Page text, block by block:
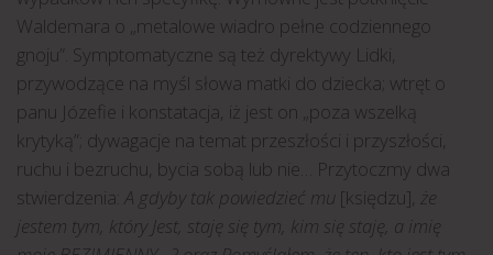
Waldemara o „metalowe wiadro pełne codziennego
gnoju”. Symptomatyczne są też dyrektywy Lidki,
przywodzące na myśl słowa matki do dziecka; wtręt o
panu Józefie i konstatacja, iż jest on „poza wszelką
krytyką”; dywagacje na temat przeszłości i przyszłości,
ruchu i bezruchu, bycia sobą lub nie… Przytoczmy dwa
stwierdzenia: A gdyby tak powiedzieć mu [księdzu], że
jestem tym, który Jest, staję się tym, kim się staję, a imię